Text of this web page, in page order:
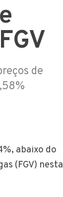
de
abaixo do
(FGV) nesta